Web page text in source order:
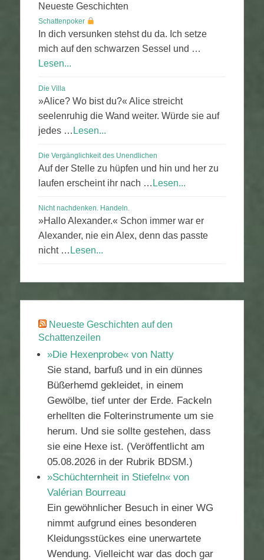
Neueste Geschichten
Schattenpoker
In dich versunken stehst du da. Ich setze
mich auf den schwarzen Sessel und …
Lesen...
Die Villa
»Alice? Wo bist du?« Alice streicht
seelenruhig die Wand weiter. Würde sie auf
jedes … Lesen...
Die Vergänglichkeit des Unendlichen
Auf der Stelle zu hüpfen und hin und her zu
laufen erscheint ihr nach … Lesen...
Nicht nachdenken. Handeln.
»Hallo Alexander.« Schon immer war er
Alexander, nie ein Alex, denn das passte
nicht … Lesen...
Neueste Geschichten auf den
Schattenzeilen
»Die Hexenprobe« von Natty
Sie stand, barfuß und in ein dünnes
Büßerhemd gekleidet, in einem
Gewölbe, tief unter der Erde. Fackeln
erhellten die Folterinstrumente um sie
herum. Und sie sollte gestehen, dass
sie eine Hexe ist. (Veröffentlicht am
05.08.2026 in der Rubrik BDSM.)
»Schüchternheit in Stiefeln« von
Valérian Bourreau
Ein gewöhnlicher Besuch in einer WG
nimmt aufgrund eines besonderen
Kleidungsstückes eine unerwartete
Wendung. Vielleicht war das doch gar